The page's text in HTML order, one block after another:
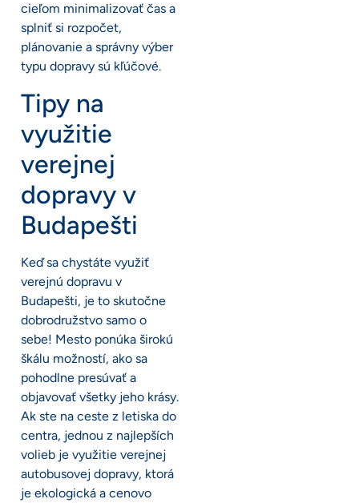
cieľom minimalizovať čas a
splniť si rozpočet,
plánovanie a správny výber
typu dopravy sú kľúčové.
Tipy na
využitie
verejnej
dopravy v
Budapešti
Keď sa chystáte využiť
verejnú dopravu v
Budapešti, je to skutočne
dobrodružstvo samo o
sebe! Mesto ponúka širokú
škálu možností, ako sa
pohodlne presúvať a
objavovať všetky jeho krásy.
Ak ste na ceste z letiska do
centra, jednou z najlepších
volieb je využitie verejnej
autobusovej dopravy, ktorá
je ekologická a cenovo